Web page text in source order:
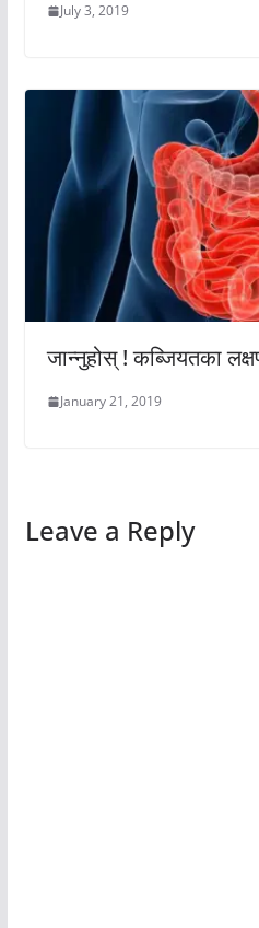
July 3, 2019
जान्नुहोस् ! कब्जियतका
January 21, 2019
Leave a Reply